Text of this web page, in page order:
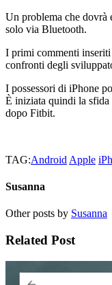
Un problema che dovrà
solo via Bluetooth.
I primi commenti
confronti degli
I possessori di iPhone
È iniziata quindi la sfida
dopo Fitbit.
TAG:Android Apple
Susanna
Other posts by Susanna
Related Post